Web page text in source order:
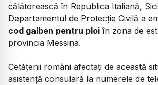
călătorească în Republica Italiană,
Departamentul de Protecție Civilă a
cod galben pentru ploi în zona de
provincia Messina.
Cetățenii români afectați de această
asistență consulară la numerele de